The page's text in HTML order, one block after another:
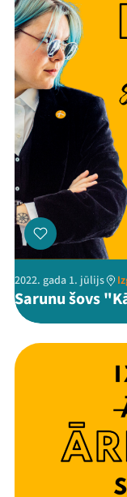
2022. gada 1. jūlijs
Sarunu šovs